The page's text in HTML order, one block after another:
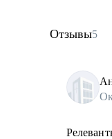
Отзывы5